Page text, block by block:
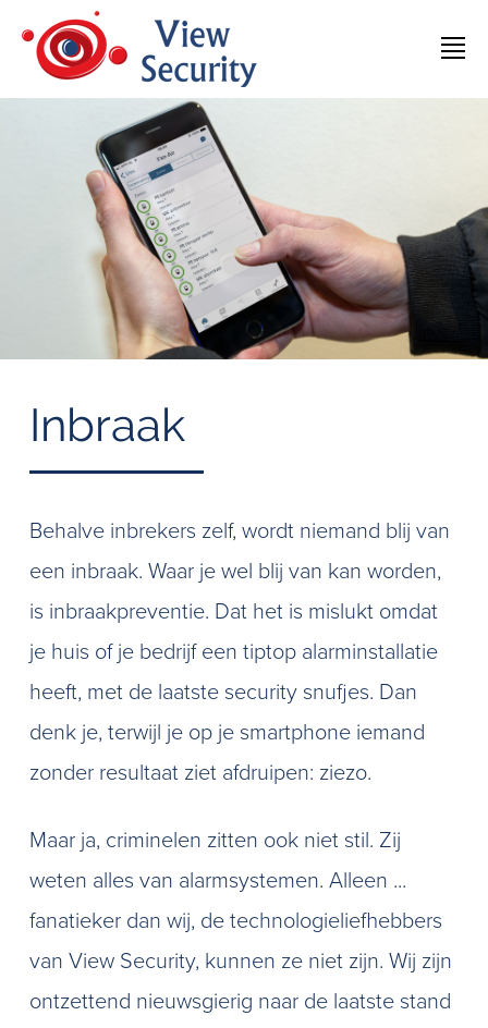
Inbraak
Behalve inbrekers zelf, wordt niemand blij van
een inbraak. Waar je wel blij van kan worden,
is inbraakpreventie. Dat het is mislukt omdat
je huis of je bedrijf een tiptop alarminstallatie
heeft, met de laatste security snufjes. Dan
denk je, terwijl je op je smartphone iemand
zonder resultaat ziet afdruipen: ziezo.
Maar ja, criminelen zitten ook niet stil. Zij
weten alles van alarmsystemen. Alleen ...
fanatieker dan wij, de technologieliefhebbers
van View Security, kunnen ze niet zijn. Wij zijn
ontzettend nieuwsgierig naar de laatste stand